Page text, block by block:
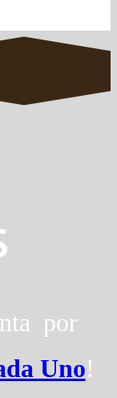
por
Uno!